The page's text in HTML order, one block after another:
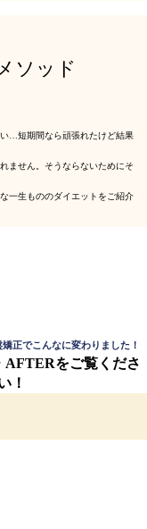
ソッド
…短期間なら頑張れたけど結果
ません。そうならないためにそ
一生もののダイエットをご紹介
正でこんなに変わりました！
をご覧くださ
！